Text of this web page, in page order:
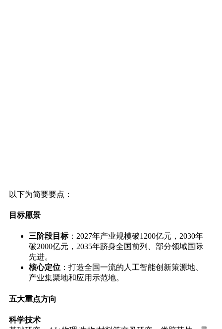
以下为简要要点：
目标愿景
三阶段目标：2027年产业规模破1200亿元，2030年
破2000亿元，2035年跻身全国前列、部分领域国际
先进。
核心定位 ：打造全国一流的人工智能创新策源地、
产业集聚地和应用示范地。
五大重点方向
科学技术